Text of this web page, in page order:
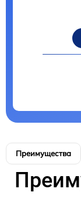
Преимущества